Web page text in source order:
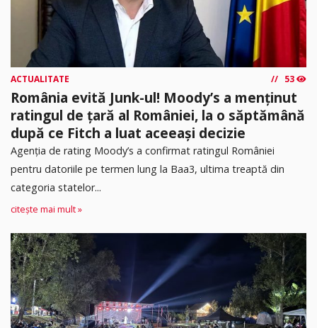
ACTUALITATE 53
România evită Junk-ul! Moody’s a menținut
ratingul de țară al României, la o săptămână
după ce Fitch a luat aceeași decizie
Agenția de rating Moody’s a confirmat ratingul României
pentru datoriile pe termen lung la Baa3, ultima treaptă din
categoria statelor...
citește mai mult »